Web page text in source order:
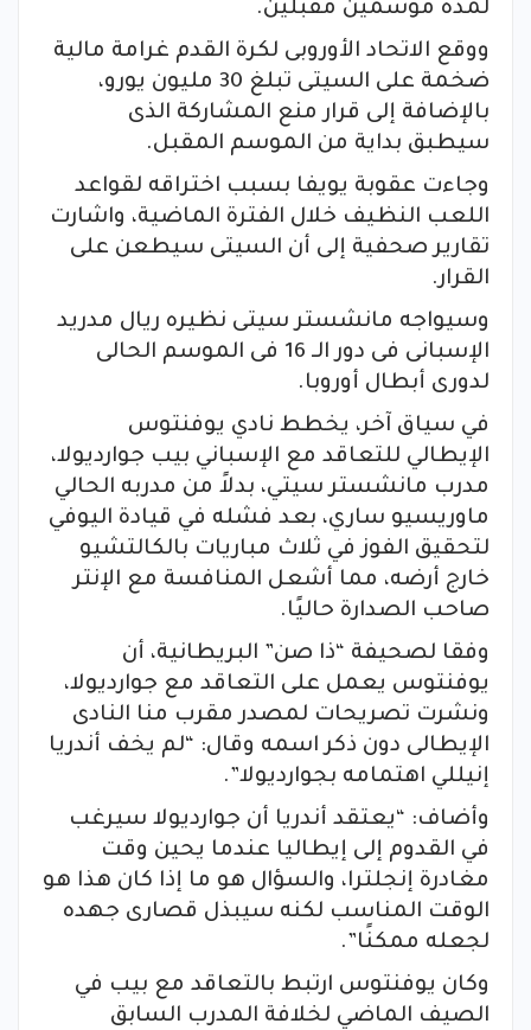
لمدة موسمين مقبلين.
ووقع الاتحاد الأوروبى لكرة القدم غرامة مالية
ضخمة على السيتى تبلغ 30 مليون يورو،
بالإضافة إلى قرار منع المشاركة الذى
سيطبق بداية من الموسم المقبل.
وجاءت عقوبة يويفا بسبب اختراقه لقواعد
اللعب النظيف خلال الفترة الماضية، واشارت
تقارير صحفية إلى أن السيتى سيطعن على
القرار.
وسيواجه مانشستر سيتى نظيره ريال مدريد
الإسبانى فى دور الـ 16 فى الموسم الحالى
لدورى أبطال أوروبا.
في سياق آخر، يخطط نادي يوفنتوس
الإيطالي للتعاقد مع الإسباني بيب جوارديولا،
مدرب مانشستر سيتي، بدلاً من مدربه الحالي
ماوريسيو ساري، بعد فشله في قيادة اليوفي
لتحقيق الفوز في ثلاث مباريات بالكالتشيو
خارج أرضه، مما أشعل المنافسة مع الإنتر
صاحب الصدارة حاليًا.
وفقا لصحيفة “ذا صن” البريطانية، أن
يوفنتوس يعمل على التعاقد مع جوارديولا،
ونشرت تصريحات لمصدر مقرب منا النادى
الإيطالى دون ذكر اسمه وقال: “لم يخف أندريا
إنيللي اهتمامه بجوارديولا”.
وأضاف: “يعتقد أندريا أن جوارديولا سيرغب
في القدوم إلى إيطاليا عندما يحين وقت
مغادرة إنجلترا، والسؤال هو ما إذا كان هذا هو
الوقت المناسب لكنه سيبذل قصارى جهده
لجعله ممكنًا”.
وكان يوفنتوس ارتبط بالتعاقد مع بيب في
الصيف الماضي لخلافة المدرب السابق